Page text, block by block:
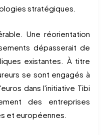
stratégiques.
Une réorientation
dépasserait de
existantes. À titre
se sont engagés à
dans l'initiative Tibi
des entreprises
et européennes.